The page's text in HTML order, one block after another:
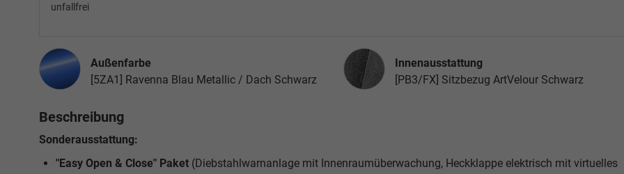
unfallfrei
Außenfarbe
[5ZA1] Ravenna Blau Metallic / Dach Schwarz
Innenausstattung
Innenausstattung
[PB3/FX] Sitzbezug ArtVelour Schwarz
Beschreibung
Sonderausstattung:
"Easy Open & Close" Paket (Diebstahlwarnanlage mit Innenraumüberwachung, Heckklappe elektrisch mit virtuelles